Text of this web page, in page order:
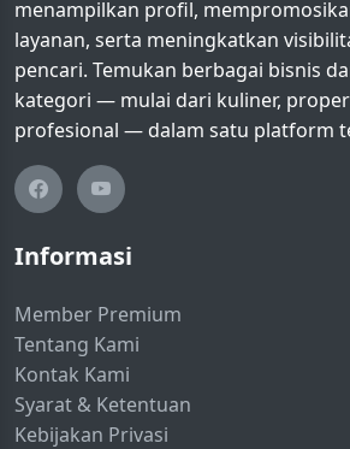
menampilkan profil,
layanan, serta meningkatkan
pencari. Temukan berbagai bisnis
kategori — mulai dari kuliner,
profesional — dalam satu platform
Informasi
Member Premium
Tentang Kami
Kontak Kami
Syarat & Ketentuan
Kebijakan Privasi